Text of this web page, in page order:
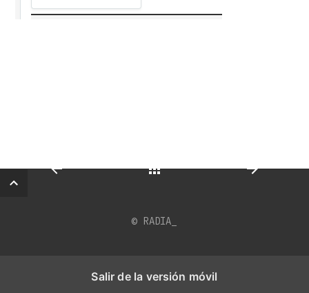
Back
© RADIA_
Salir de la versión móvil
Salir de la versión móvil